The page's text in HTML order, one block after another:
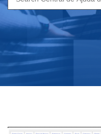
for: